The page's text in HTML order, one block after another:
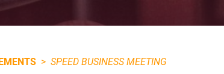
> SPEED BUSINESS MEETING